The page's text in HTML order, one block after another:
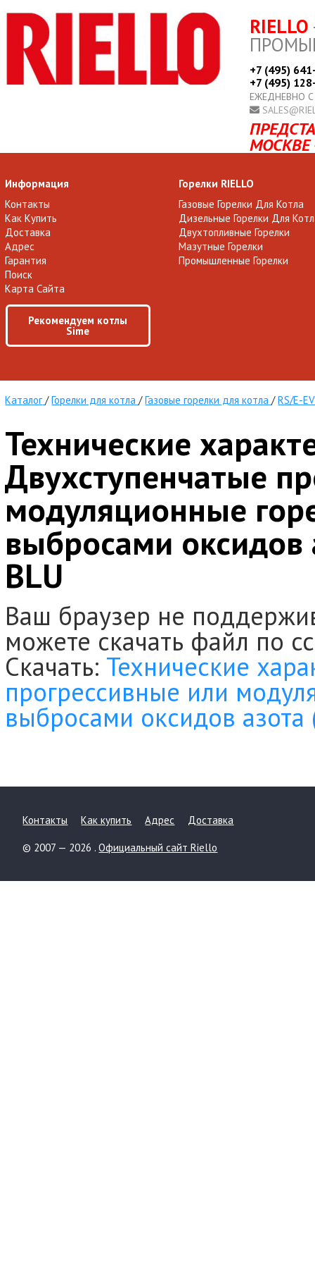
RIELLO
+7 (495)
+7 (495)
ЕЖЕДНЕВНО
МОСКВЕ
Информация
Контакты
Как Купить
Доставка
Адрес
Гарантия
Поиск
Карта Сайта
Рекомендуем котлы
Sime
Горелки RIELLO
Газовые Горелки Для Котла
Дизельные Горелки Для
Двухтопливные Горелки
Мазутные Горелки
Промышленные Горелки
Каталог /Горелки для котла /Газовые горелки для котла /RS/E-
Технические
Двухступенчатые
модуляционные
выбросами оксидов
BLU
Ваш браузер не
можете скачать файл по
Скачать: Технические
прогрессивные или
выбросами оксидов азота
Контакты Как купить Адрес Доставка
© 2007 — 2026 .Официальный сайт Riello